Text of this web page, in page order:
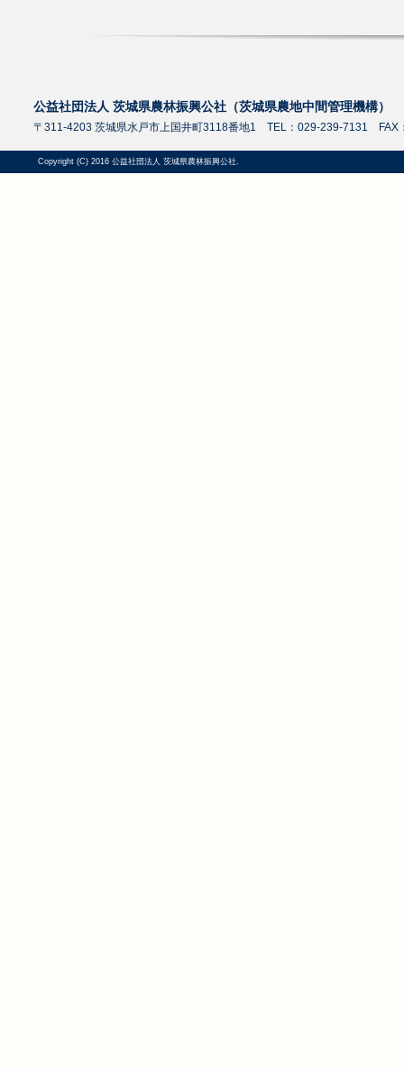
公益社団法人 茨城県農林振興公社（茨城県農地中間管理機構）
〒311-4203 茨城県水戸市上国井町3118番地1 TEL：029-239-7131 FAX
Copyright (C) 2016 公益社団法人 茨城県農林振興公社.